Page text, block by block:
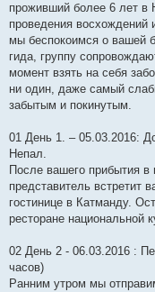
проживший более 6 лет
проведения восхождений
мы беспокоимся о вашей
гида, группу
момент взять на себя
ни один, даже самый
забытым и покинутым.
01 День 1. – 05.03.2016:
Непал.
После вашего прибытия
представитель встретит
гостинице в Катманду.
ресторане национальной
02 День 2 - 06.03.2016 :
часов)
Ранним утром мы